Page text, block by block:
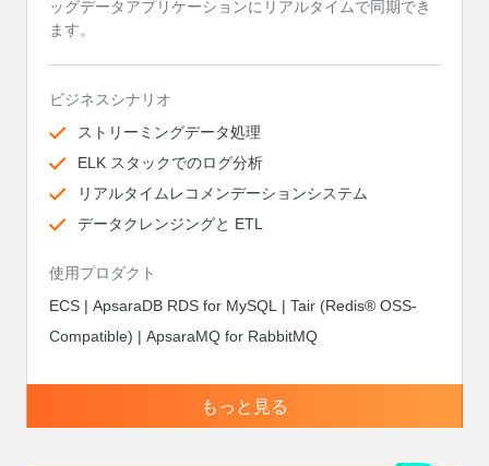
ッグデータアプリケーションにリアルタイムで同期でき
ます。
ビジネスシナリオ
ストリーミングデータ処理
ELK スタックでのログ分析
リアルタイムレコメンデーションシステム
データクレンジングと ETL
使用プロダクト
ECS | ApsaraDB RDS for MySQL | Tair (Redis® OSS-
Compatible) | ApsaraMQ for RabbitMQ
もっと見る